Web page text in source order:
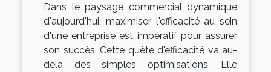
Dans le paysage commercial dynamique
d'aujourd'hui, maximiser l'efficacité au sein
d'une entreprise est impératif pour assurer
son succès. Cette quête d'efficacité va au-
delà des simples optimisations. Elle